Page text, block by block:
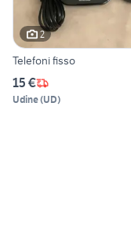
2
Telefoni fisso
15 €
Udine(UD)